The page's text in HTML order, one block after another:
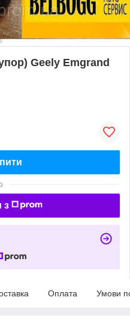
Geely Emgrand
з
Оплата Умови